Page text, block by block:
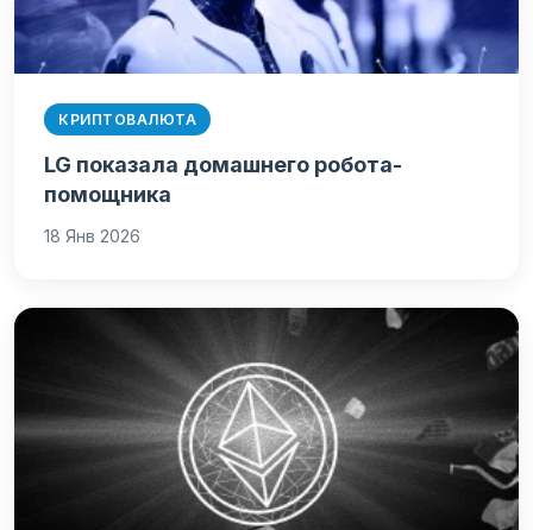
КРИПТОВАЛЮТА
LG показала домашнего робота-
помощника
18 Янв 2026